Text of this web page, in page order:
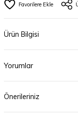
Ürün Bilgisi
Yorumlar
Önerileriniz